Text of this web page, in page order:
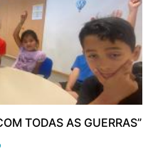
TODAS AS GUERRAS”